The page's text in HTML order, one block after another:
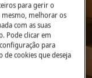
para gerir o
melhorar os
com as suas
Pode clicar em
para
de cookies que deseja